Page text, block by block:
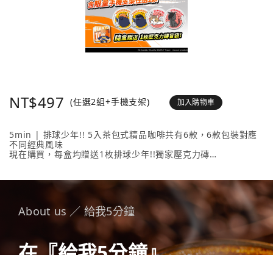
NT$497 (任選2組+手機支架) 加入購物車
5min | 排球少年!! 5入茶包式精品咖啡共有6款，6款包裝對應
不同經典風味
現在購買，每盒均贈送1枚排球少年!!獨家壓克力磚
內容物包含： 5min | 排球少年!! 5入茶包式精品咖啡 （隨盒附
贈1枚壓克力磚）任選2款、《排球少年!!手機支架》任選1款。
About us ／ 給我5分鐘